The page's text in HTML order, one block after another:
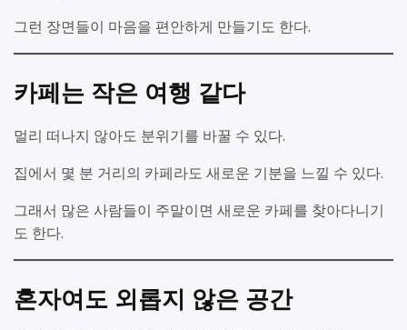
그런 장면들이 마음을 편안하게 만들기도 한다.
카페는 작은 여행 같다
멀리 떠나지 않아도 분위기를 바꿀 수 있다.
집에서 몇 분 거리의 카페라도 새로운 기분을 느낄 수 있다.
그래서 많은 사람들이 주말이면 새로운 카페를 찾아다니기
도 한다.
혼자여도 외롭지 않은 공간